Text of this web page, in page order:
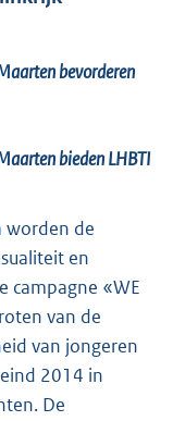
bevorderen
bieden LHBTI
worden de
en
campagne «WE
van de
van jongeren
2014 in
De